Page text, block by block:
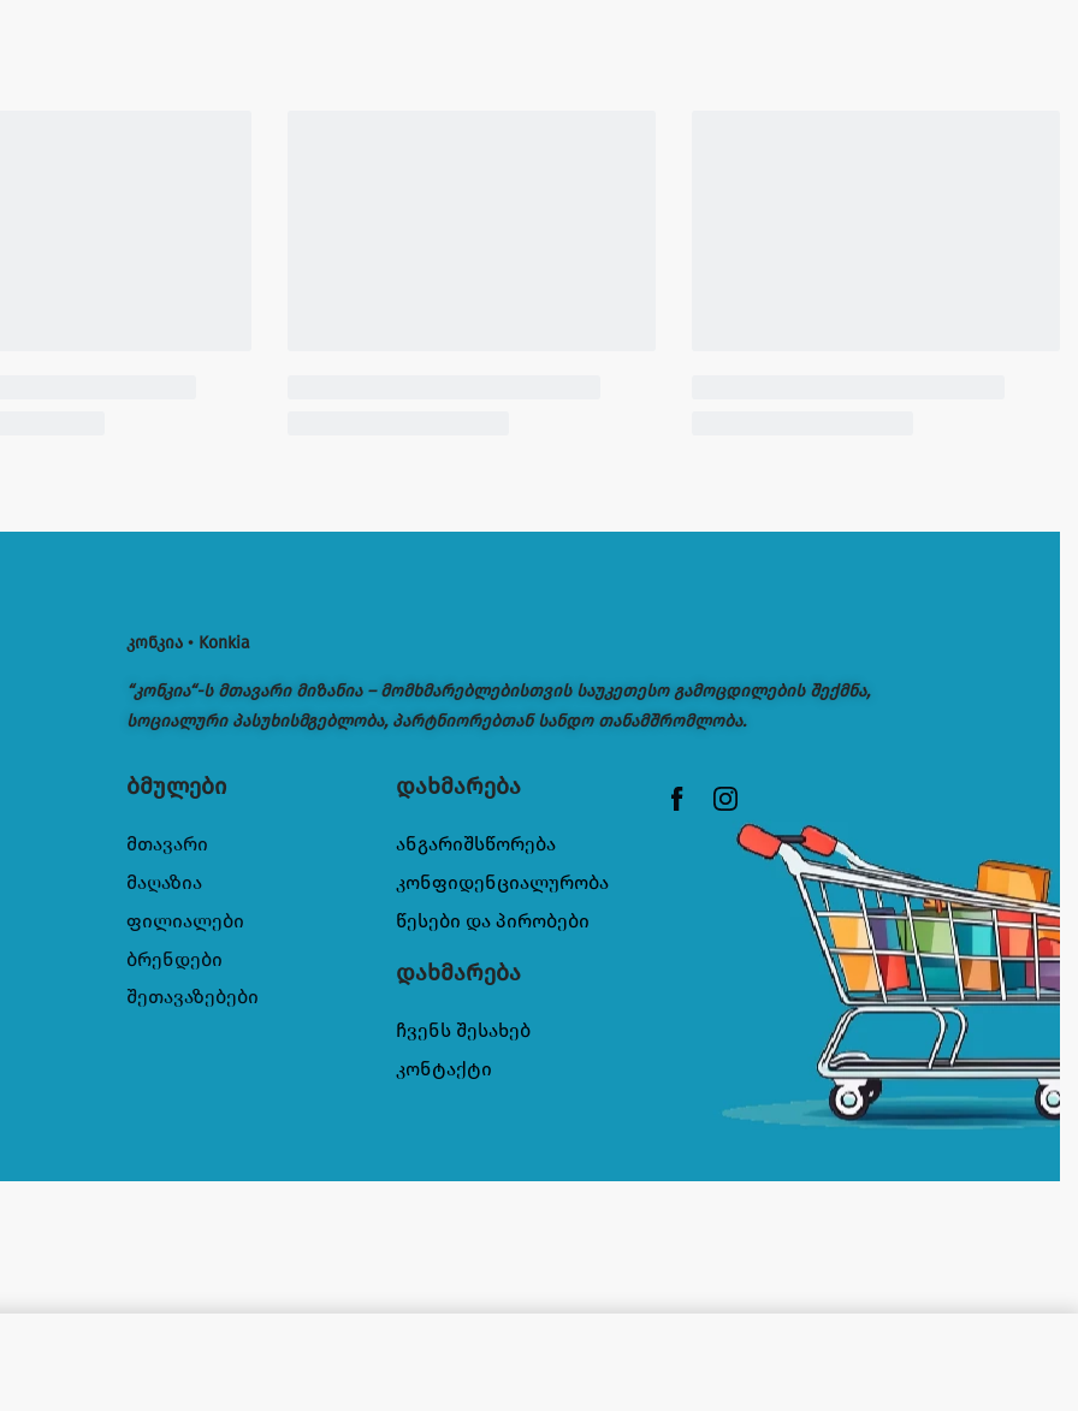
კონკია • Konkia
“კონკია“-ს მთავარი მიზანია – მომხმარებლებისთვის საუკეთესო გამოცდილების შექმნა,
სოციალური პასუხისმგებლობა, პარტნიორებთან სანდო თანამშრომლობა.
ბმულები
მთავარი
მაღაზია
ფილიალები
ბრენდები
შეთავაზებები
დახმარება
ანგარიშსწორება
კონფიდენციალურობა
წესები და პირობები
დახმარება
ჩვენს შესახებ
კონტაქტი